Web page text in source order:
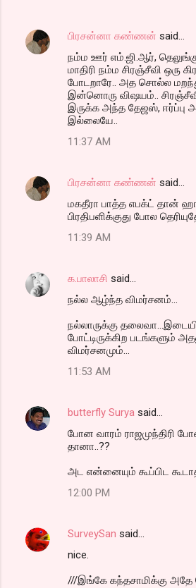
பிரசன்னா கண்ணன் said…
நம்ம ஊர் எம்.ஜி.ஆர்,
மாதிரி நம்ம சிரஞ்சீவி ஒரு
போடறாரே.. அத சொல்ல
இன்னொரு விஷயம்..
இருக்க அந்த தேஜஸ், ஈர்ப்பு
இல்லையே..
11:37 AM
பிரசன்னா கண்ணன் said…
மகதீரா பாத்த எபக்ட் தான்
பிரதிபளிக்குது போல
11:39 AM
க.பாலாசி said…
நல்ல ஆழ்ந்த விமர்சனம்...
நல்லாருக்கு
போட்டிருக்கிற படங்களும்
விமர்சனமும்...
11:53 AM
butterfly Surya said…
போன வாரம் ராஜமுந்திரி
தானா..??
அட என்னையும் கூப்பிட
12:00 PM
SurveySan said…
nice.
///இங்கே கந்தசாமிக்கு அதே